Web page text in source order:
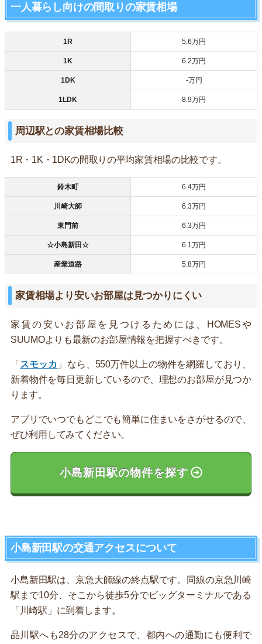
一人暮らし向けの間取りの家賃相場
1R 5.6万円
1K 6.2万円
1DK ‐万円
1LDK 8.9万円
周辺駅との家賃相場比較
1R・1K・1DKの間取りの平均家賃相場の比較です。
鈴木町 6.4万円
川崎大師 6.3万円
東門前 6.3万円
☆小島新田☆ 6.1万円
産業道路 5.8万円
家賃相場より安いお部屋は見つかりにくい
家賃の安いお部屋を見つけるためには、HOMESや
SUUMOよりも最新のお部屋情報を把握すべきです。
「 スモッカ 」なら、550万件以上の物件を網羅しており、
新着物件を毎日更新しているので、理想のお部屋が見つか
ります。
アプリでいつでもどこでも簡単に住まいをさがせるので、
ぜひ利用してみてください。
小島新田駅の物件を探す
小島新田駅の交通アクセスについて
小島新田駅は、京急大師線の終点駅です。同線の京急川崎
駅まで10分、そこから徒歩5分でビッグターミナルである
「川崎駅」に到着します。
品川駅へも28分のアクセスで、都内への通勤にも便利で